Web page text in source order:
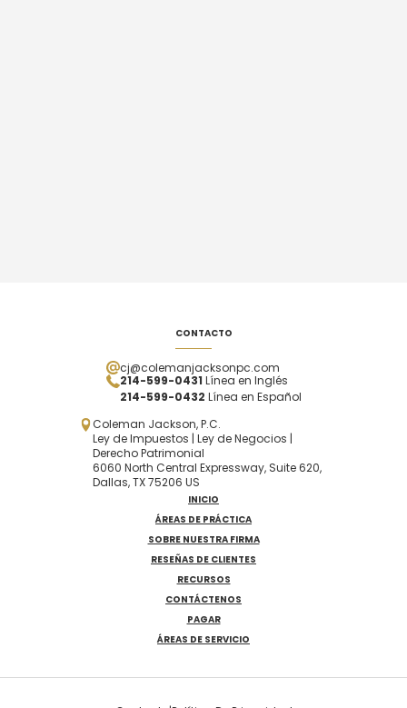
CONTACTO
cj@colemanjacksonpc.com
214-599-0431 Línea en Inglés
214-599-0432 Línea en Español
Coleman Jackson, P.C.
Ley de Impuestos | Ley de Negocios |
Derecho Patrimonial
6060 North Central Expressway, Suite 620,
Dallas, TX 75206 US
INICIO
ÁREAS DE PRÁCTICA
SOBRE NUESTRA FIRMA
RESEÑAS DE CLIENTES
RECURSOS
CONTÁCTENOS
PAGAR
ÁREAS DE SERVICIO